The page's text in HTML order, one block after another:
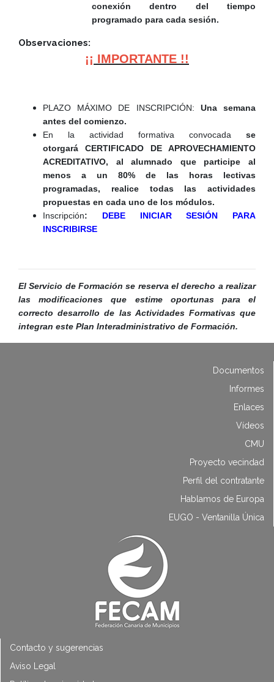
conexión dentro del tiempo
programado para cada sesión.
Observaciones:
¡¡ IMPORTANTE !!
PLAZO MÁXIMO DE INSCRIPCIÓN: Una semana
antes del comienzo.
En la actividad formativa convocada se
otorgará CERTIFICADO DE APROVECHAMIENTO
ACREDITATIVO, al alumnado que participe al
menos a un 80% de las horas lectivas
programadas, realice todas las actividades
propuestas en cada uno de los módulos.
Inscripción:
DEBE INICIAR SESIÓN PARA
INSCRIBIRSE
El Servicio de Formación se reserva el derecho a realizar
las modificaciones que estime oportunas para el
correcto desarrollo de las Actividades Formativas que
integran este Plan Interadministrativo de Formación.
Documentos
Informes
Enlaces
Vídeos
CMU
Proyecto vecindad
Perfil del contratante
Hablamos de Europa
EUGO - Ventanilla Única
Contacto y sugerencias
Aviso Legal